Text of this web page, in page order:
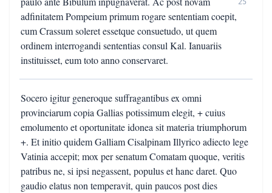
adfinitatem Pompeium primum rogare sententiam coepit,
cum Crassum soleret essetque consuetudo, ut quem
ordinem interrogandi sententias consul Kal. Ianuariis
instituisset, eum toto anno conservaret.
25
Socero igitur generoque suffragantibus ex omni
provinciarum copia Gallias potissimum elegit, + cuius
emolumento et oportunitate idonea sit materia triumphorum
+. Et initio quidem Galliam Cisalpinam Illyrico adiecto lege
Vatinia accepit; mox per senatum Comatam quoque, veritis
patribus ne, si ipsi negassent, populus et hanc daret. Quo
gaudio elatus non temperavit, quin paucos post dies